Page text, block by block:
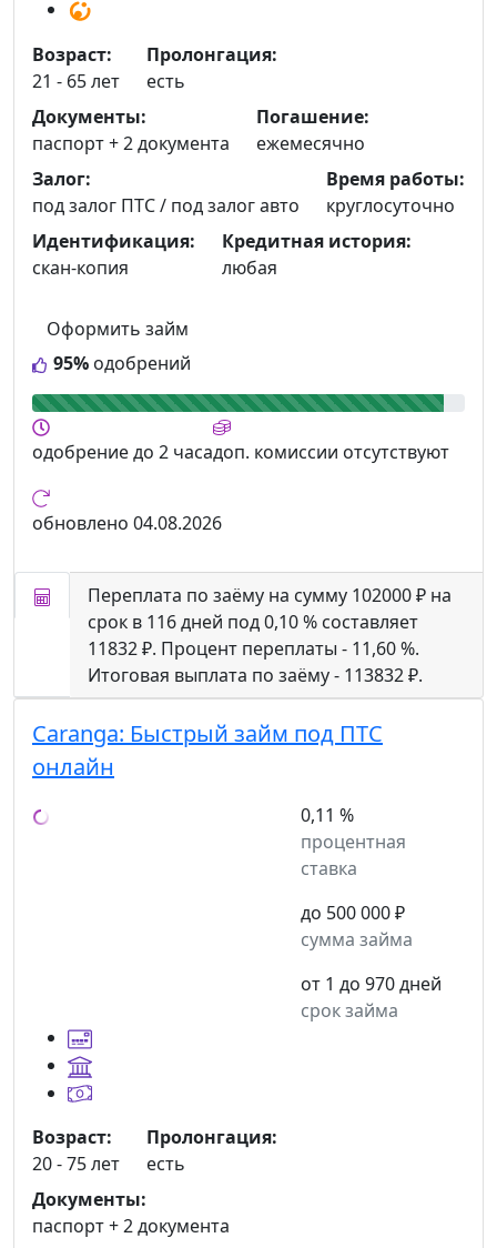
95% одобрений
Оформить займ
Возраст:
21 - 65 лет
Пролонгация:
есть
Документы:
паспорт +2 документа
Погашение:
ежемесячно
Залог:
под залог ПТС / под залог авто
Время работы:
круглосуточно
Идентификация:
скан-копия
Кредитная история:
любая
одобрениедо 2 часадоп. комиссии отсутствуют
обновлено 04.08.2026
Переплата по заёму на сумму 102000 ₽ на
срок в 116 дней под 0,10 % составляет
11832 ₽. Процент переплаты - 11,60 %.
Итоговая выплата по заёму - 113832 ₽.
Caranga: Быстрый займ под ПТС
онлайн
0,11 %
процентная
ставка
до 500 000 ₽
сумма займа
от 1 до 970 дней
срок займа
Возраст:
20 - 75 лет
Пролонгация:
есть
Документы:
паспорт +2 документа